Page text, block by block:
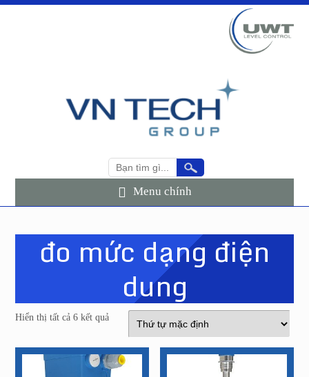
Menu chính
đo mức dạng điện
dung
Hiển thị tất cả 6 kết quả